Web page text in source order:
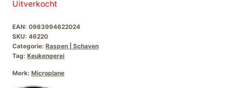
Uitverkocht
EAN: 0983994622024
SKU: 46220
Categorie: Raspen | Schaven
Tag: Keukengerei
Merk: Microplane